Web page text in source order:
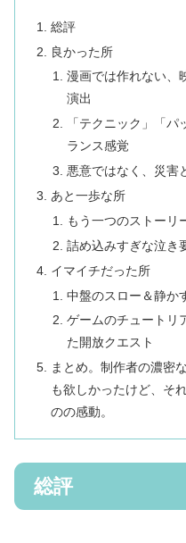
総評
良かった所
漫画では作れない、
演出
「テクニック」「
ランス感覚
悪意ではなく、災害
あと一歩な所
もう一つのストーリ
詰め込みすぎな泣き
イマイチだった所
中盤のスロー＆静か
ゲームのチュートリ
た開放クエスト
まとめ。制作者の濃密
も欲しかったけど、そ
のの感動。
総評